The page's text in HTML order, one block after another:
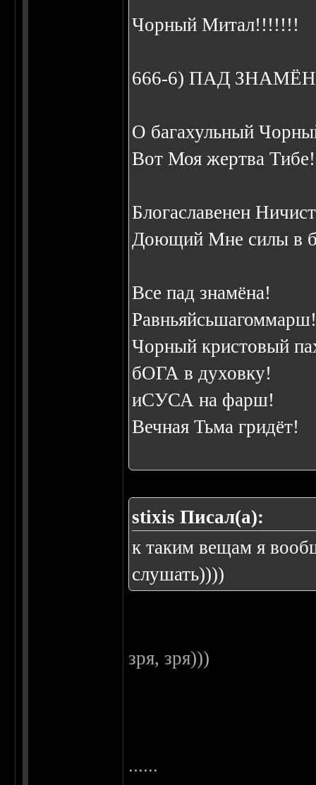
Чорный Митал!!!!!!!
666-6) ПАД
О багахульный
Вот Моя жертва Тибе!
Блогаславенен
Доющий Мне силы в
Все пад знамёна!
Чорный кристовый
бОГА в духовку!
иСУСА на фарш!
Вечная Тьма гридёт!
stixis Писал(а):
к таким вещам я
слушать))))
зря, зря)))
......